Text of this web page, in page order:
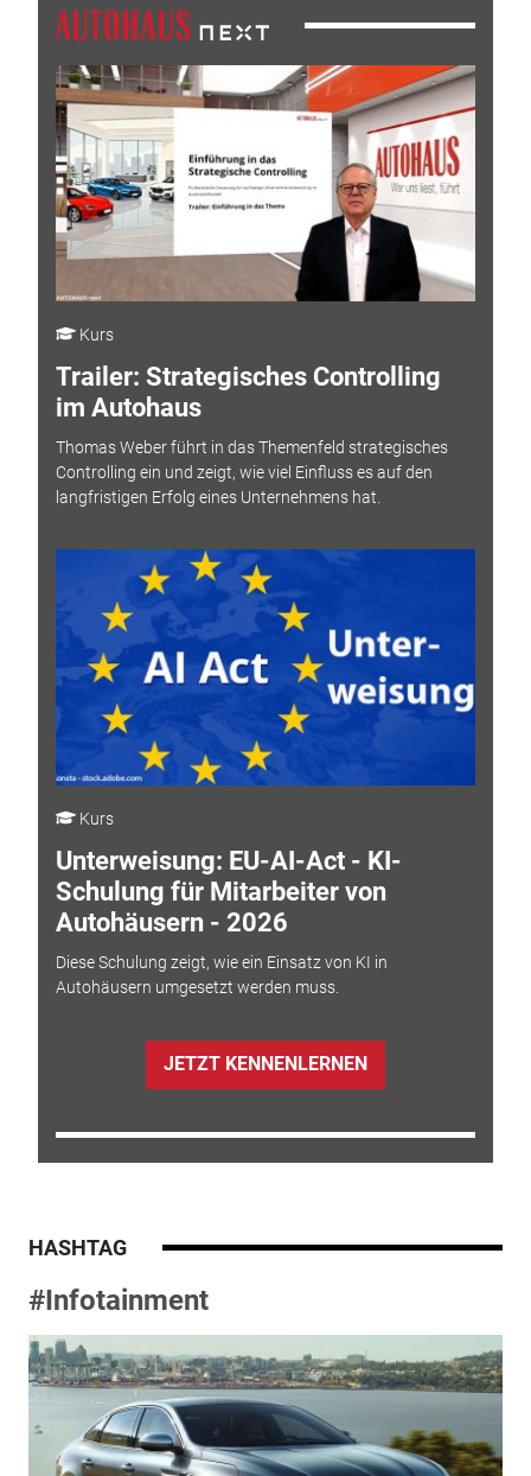
Kurs
Trailer: Strategisches Controlling
im Autohaus
Thomas Weber führt in das Themenfeld strategisches
Controlling ein und zeigt, wie viel Einfluss es auf den
langfristigen Erfolg eines Unternehmens hat.
Kurs
Unterweisung: EU-AI-Act - KI-
Schulung für Mitarbeiter von
Autohäusern - 2026
Diese Schulung zeigt, wie ein Einsatz von KI in
Autohäusern umgesetzt werden muss.
JETZT KENNENLERNEN
HASHTAG
#Infotainment